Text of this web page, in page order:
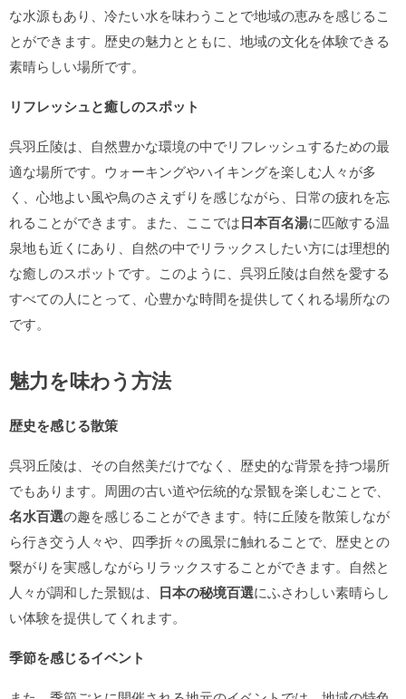
な水源もあり、冷たい水を味わうことで地域の恵みを感じるこ
とができます。歴史の魅力とともに、地域の文化を体験できる
素晴らしい場所です。
リフレッシュと癒しのスポット
呉羽丘陵は、自然豊かな環境の中でリフレッシュするための最
適な場所です。ウォーキングやハイキングを楽しむ人々が多
く、心地よい風や鳥のさえずりを感じながら、日常の疲れを忘
れることができます。また、ここでは日本百名湯に匹敵する温
泉地も近くにあり、自然の中でリラックスしたい方には理想的
な癒しのスポットです。このように、呉羽丘陵は自然を愛する
すべての人にとって、心豊かな時間を提供してくれる場所なの
です。
魅力を味わう方法
歴史を感じる散策
呉羽丘陵は、その自然美だけでなく、歴史的な背景を持つ場所
でもあります。周囲の古い道や伝統的な景観を楽しむことで、
名水百選の趣を感じることができます。特に丘陵を散策しなが
ら行き交う人々や、四季折々の風景に触れることで、歴史との
繋がりを実感しながらリラックスすることができます。自然と
人々が調和した景観は、 日本の秘境百選にふさわしい素晴らし
い体験を提供してくれます。
季節を感じるイベント